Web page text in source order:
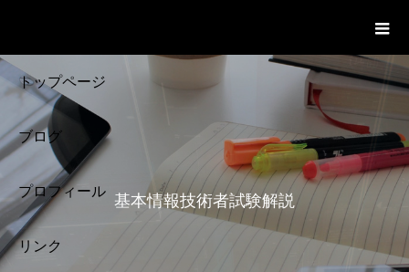
トップページ
ブログ
プロフィール
リンク
基本情報技術者試験解説